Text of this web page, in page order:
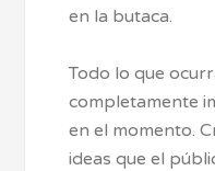
en la butaca.
Todo lo que
completamente
en el momento.
ideas que el